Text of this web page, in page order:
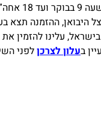
13:30.
ההזמנה תצא בעיכוב של 1-
עלינו להזמין את
בעלון לצרכןלפני